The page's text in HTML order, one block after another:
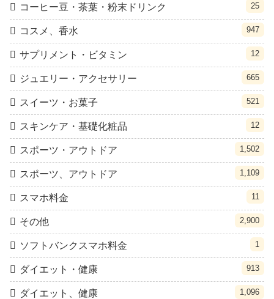
コーヒー豆・茶葉・粉末ドリンク 25
コスメ、香水 947
サプリメント・ビタミン 12
ジュエリー・アクセサリー 665
スイーツ・お菓子 521
スキンケア・基礎化粧品 12
スポーツ・アウトドア 1,502
スポーツ、アウトドア 1,109
スマホ料金 11
その他 2,900
ソフトバンクスマホ料金 1
ダイエット・健康 913
ダイエット、健康 1,096